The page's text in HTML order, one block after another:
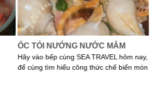
ỐC TỎI NƯỚNG NƯỚC MẮM
Hãy vào bếp cùng SEA TRAVEL hôm nay,
để cùng tìm hiểu công thức chế biến món